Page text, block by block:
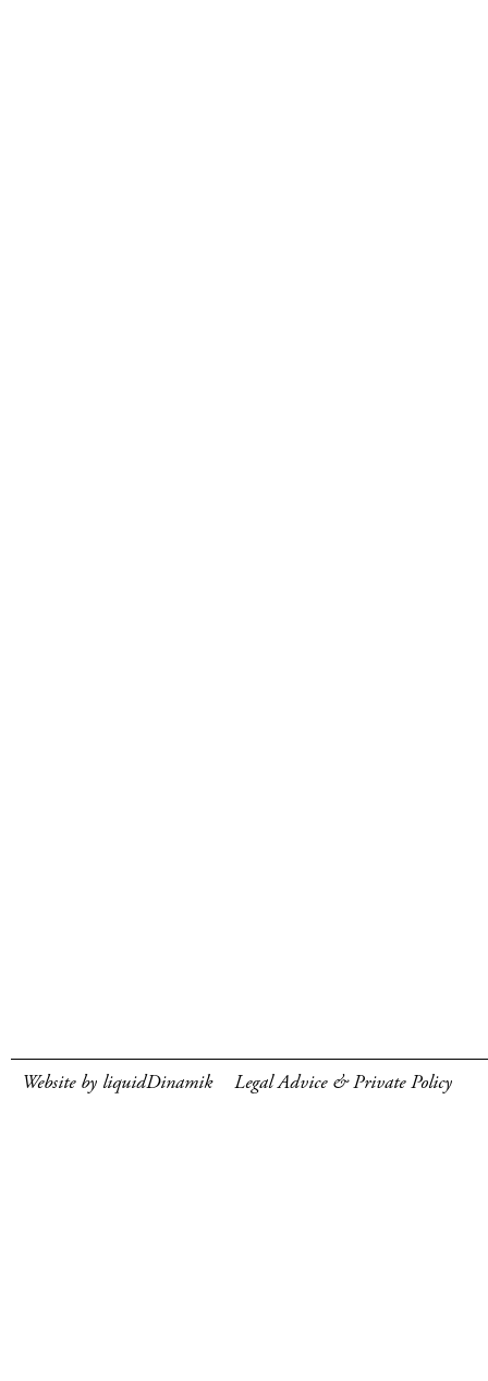
Website by liquidDinamik Legal Advice & Private Policy